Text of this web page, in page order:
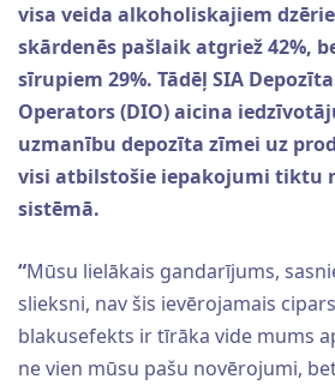
visa veida alkoholiskajiem
skārdenēs pašlaik atgriež 42%,
sīrupiem 29%. Tādēļ SIA
Operators (DIO) aicina
uzmanību depozīta zīmei uz
visi atbilstošie iepakojumi tiktu
sistēmā.
“Mūsu lielākais gandarījums,
slieksni, nav šis ievērojamais
blakusefekts ir tīrāka vide mums
ne vien mūsu pašu novērojumi,